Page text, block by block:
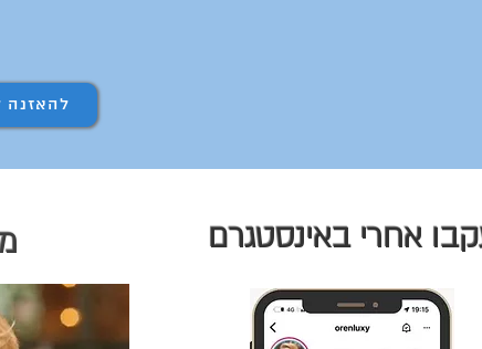
להאזנה